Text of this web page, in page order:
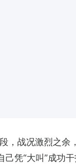
，战况激烈之
己凭“大叫”成功